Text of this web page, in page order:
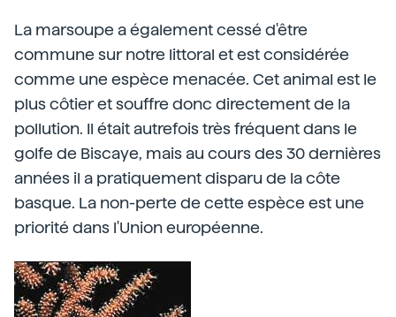
La marsoupe a également cessé d'être
commune sur notre littoral et est considérée
comme une espèce menacée. Cet animal est le
plus côtier et souffre donc directement de la
pollution. Il était autrefois très fréquent dans le
golfe de Biscaye, mais au cours des 30 dernières
années il a pratiquement disparu de la côte
basque. La non-perte de cette espèce est une
priorité dans l'Union européenne.